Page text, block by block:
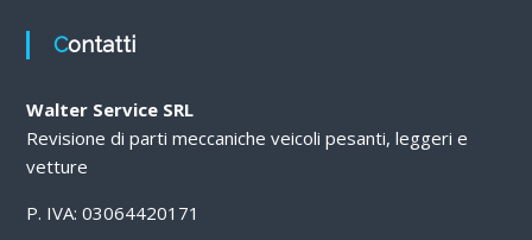
Contatti
Walter Service SRL
Revisione di parti meccaniche veicoli pesanti, leggeri e
vetture
P. IVA: 03064420171